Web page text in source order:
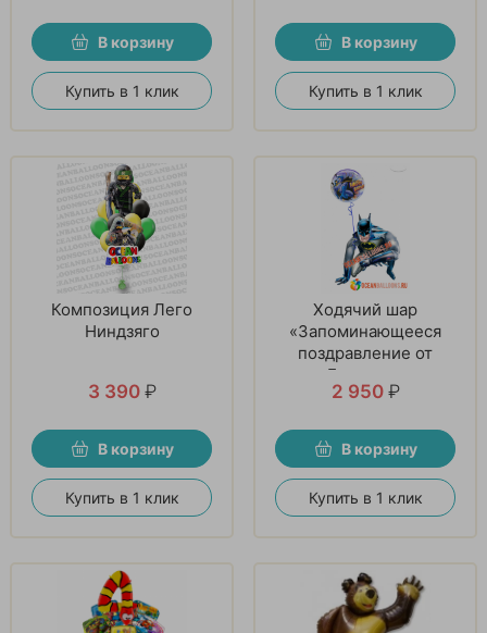
В корзину
Купить в 1 клик
В корзину
Купить в 1 клик
Композиция Лего
Ниндзяго
3 390 ₽
В корзину
Купить в 1 клик
Ходячий шар
«Запоминающееся
поздравление от
Бэтмена»
2 950 ₽
В корзину
Купить в 1 клик